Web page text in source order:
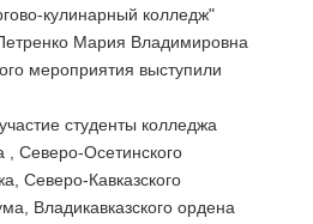
кулинарный колледж"
Мария Владимировна
мероприятия выступили
студенты колледжа
, Северо-Осетинского
Северо-Кавказского
Владикавказского ордена